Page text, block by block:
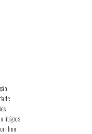
litígios
line